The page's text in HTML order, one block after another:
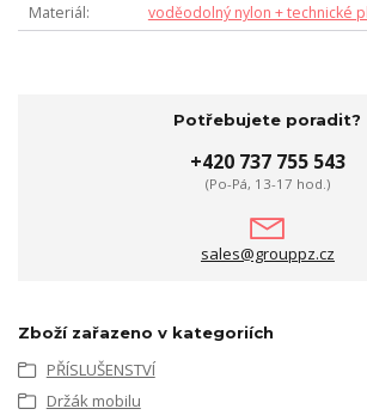
Materiál
voděodolný nylon + technické
Potřebujete poradit?
+420 737 755 543
(Po-Pá, 13-17 hod.)
sales@grouppz.cz
Zboží zařazeno v kategoriích
PŘÍSLUŠENSTVÍ
Držák mobilu